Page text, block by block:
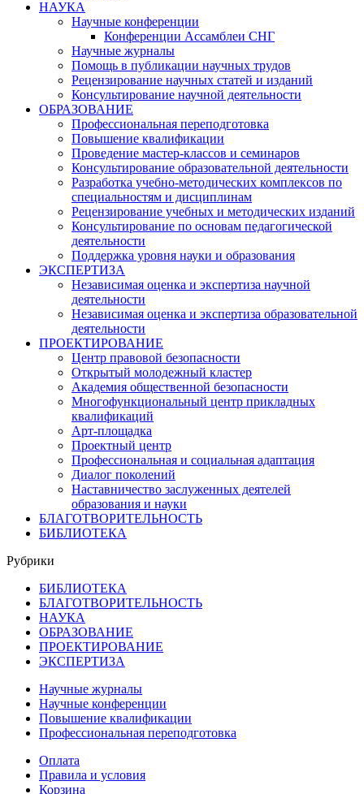
НАУКА
Научные конференции
Конференции Ассамблеи СНГ
Научные журналы
Помощь в публикации научных трудов
Рецензирование научных статей и изданий
Консультирование научной деятельности
ОБРАЗОВАНИЕ
Профессиональная переподготовка
Повышение квалификации
Проведение мастер-классов и семинаров
Консультирование образовательной деятельности
Разработка учебно-методических комплексов по
специальностям и дисциплинам
Рецензирование учебных и методических изданий
Консультирование по основам педагогической
деятельности
Поддержка уровня науки и образования
ЭКСПЕРТИЗА
Независимая оценка и экспертиза научной
деятельности
Независимая оценка и экспертиза образовательной
деятельности
ПРОЕКТИРОВАНИЕ
Центр правовой безопасности
Открытый молодежный кластер
Академия общественной безопасности
Многофункциональный центр прикладных
квалификаций
Арт-площадка
Проектный центр
Профессиональная и социальная адаптация
Диалог поколений
Наставничество заслуженных деятелей
образования и науки
БЛАГОТВОРИТЕЛЬНОСТЬ
БИБЛИОТЕКА
Рубрики
БИБЛИОТЕКА
БЛАГОТВОРИТЕЛЬНОСТЬ
НАУКА
ОБРАЗОВАНИЕ
ПРОЕКТИРОВАНИЕ
ЭКСПЕРТИЗА
Научные журналы
Научные конференции
Повышение квалификации
Профессиональная переподготовка
Оплата
Правила и условия
Корзина